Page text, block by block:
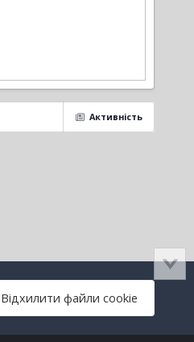
Активність
Відхилити файли cookie